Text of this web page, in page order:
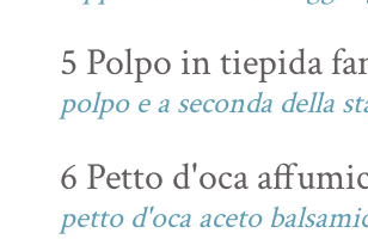
5 Polpo in tiepida
polpo e a seconda della
6 Petto d'oca
petto d'oca aceto